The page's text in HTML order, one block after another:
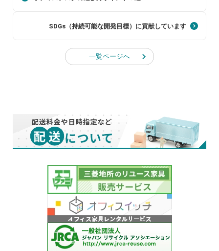
SDGs（持続可能な開発目標）に貢献しています
一覧ページへ